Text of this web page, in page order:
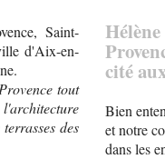
Saint-
d'Aix-en-
tout
des
cité
Bien
et notre
dans les